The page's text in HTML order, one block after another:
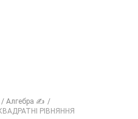
Алгебра ✍
РІВНЯННЯ